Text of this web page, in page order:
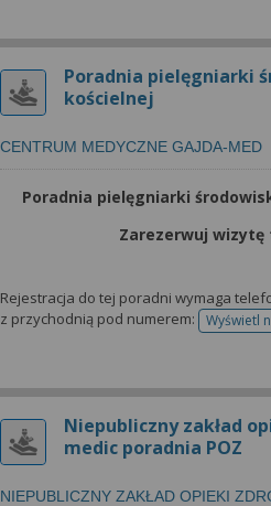
Poradnia pielęgniarki
kościelnej
CENTRUM MEDYCZNE GAJDA-MED
Poradnia pielęgniarki
Zarezerwuj
Rejestracja do tej poradni wymaga
z przychodnią pod numerem:
Wyświetl
Niepubliczny zakład
medic poradnia POZ
NIEPUBLICZNY ZAKŁAD OPIEKI